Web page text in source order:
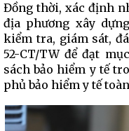
Đồng thời, xác định
địa phương xây
kiểm tra, giám sát,
52-CT/TW để đạt
sách bảo hiểm y tế
phủ bảo hiểm y tế